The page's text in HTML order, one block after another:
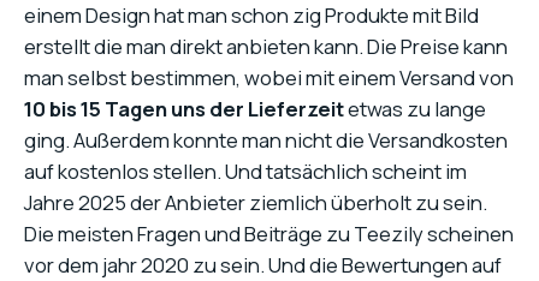
einem Design hat man schon zig Produkte mit Bild
erstellt die man direkt anbieten kann. Die Preise kann
man selbst bestimmen, wobei mit einem Versand von
10 bis 15 Tagen uns der Lieferzeitetwas zu lange
ging. Außerdem konnte man nicht die Versandkosten
auf kostenlos stellen. Und tatsächlich scheint im
Jahre 2025 der Anbieter ziemlich überholt zu sein.
Die meisten Fragen und Beiträge zu Teezily scheinen
vor dem jahr 2020 zu sein. Und die Bewertungen auf